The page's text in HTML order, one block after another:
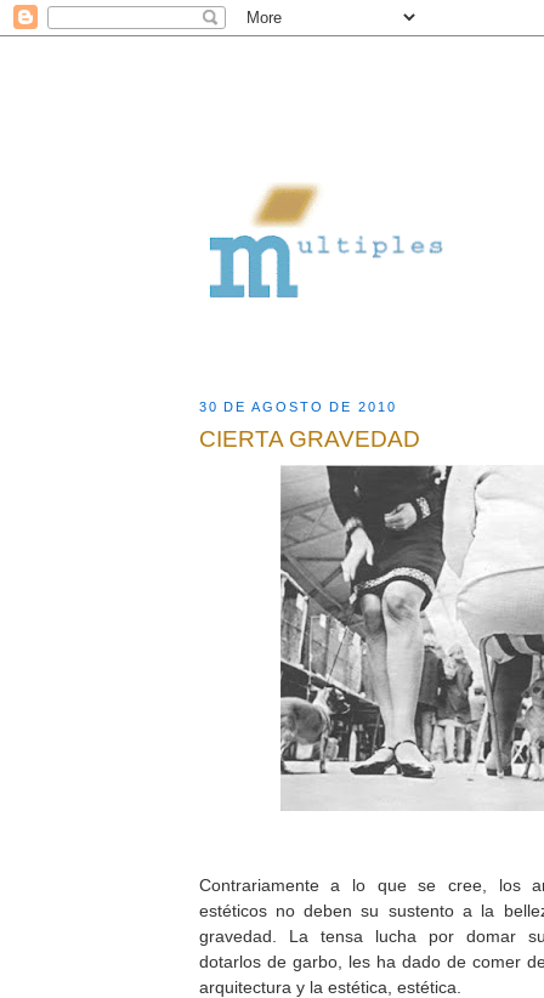
30 DE AGOSTO DE 2010
CIERTA GRAVEDAD
Contrariamente a lo que se cree, los
estéticos no deben su sustento a la
gravedad. La tensa lucha por domar
dotarlos de garbo, les ha dado de comer
arquitectura y la estética, estética.